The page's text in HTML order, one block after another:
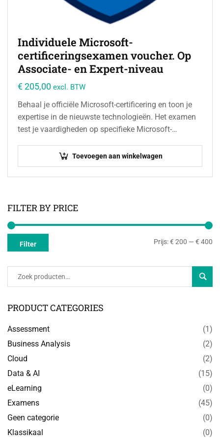
Individuele Microsoft-
certificeringsexamen voucher. Op
Associate- en Expert-niveau
€205,00 excl. BTW
Behaal je officiële Microsoft-certificering en toon je
expertise in de nieuwste technologieën. Het examen
test je vaardigheden op specifieke Microsoft-
softwareontwikkeling. Perfect voor IT-professionals,
ontwikkelaars en cloudspecialisten…
Toevoegen aan winkelwagen
FILTER BY PRICE
Filter Prijs:€ 200 — € 400
PRODUCT CATEGORIES
Assessment
(1)
Business Analysis
(2)
Cloud
(2)
Data & AI
(15)
eLearning
(0)
Examens
(45)
Geen categorie
(0)
Klassikaal
(0)